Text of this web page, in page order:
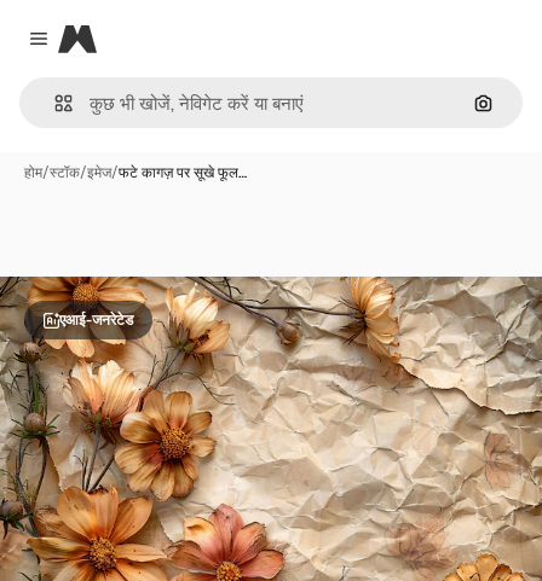
Close menu
Magnific
इमेज से
होम/स्टॉक/इमेज/फटे कागज़ पर सूखे फूल…
एआई-जनरेटेड